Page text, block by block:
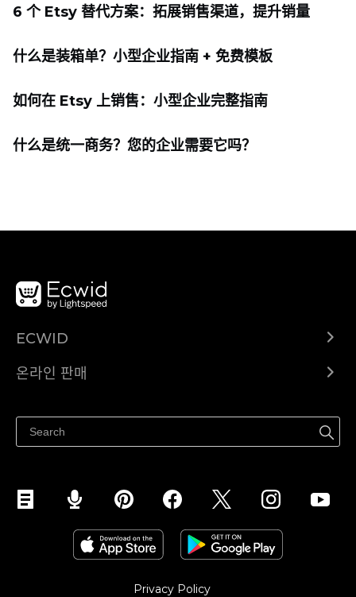
6 个 Etsy 替代方案：拓展销售渠道，提升销量
什么是装箱单？小型企业指南 + 免费模板
如何在 Etsy 上销售：小型企业完整指南
什么是统一商务？您的企业需要它吗？
ECWID
도움말 센터
온라인 판매
페이스북에서 판매하기
인스타그램에서 판매하기
Privacy Policy